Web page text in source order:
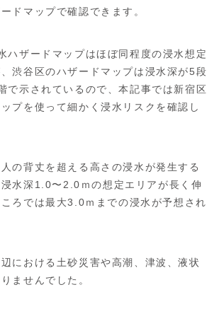
ドマップで確認できます。
ハザードマップはほぼ同程度の浸水想定
渋谷区のハザードマップは浸水深が5段
で示されているので、本記事では新宿区
プを使って細かく浸水リスクを確認し
の背丈を超える高さの浸水が発生する
水深1.0〜2.0ｍの想定エリアが長く伸
ろでは最大3.0ｍまでの浸水が予想され
における土砂災害や高潮、津波、液状
ませんでした。